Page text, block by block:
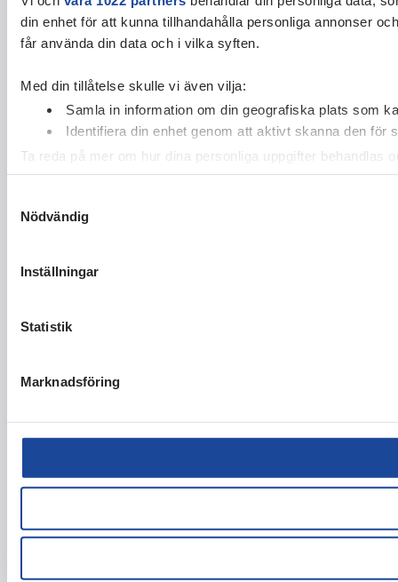
din enhet för att kunna tillhandahålla personliga annonser
får använda din data och i vilka syften.
Med din tillåtelse skulle vi även vilja:
Samla in information om din geografiska plats som
Identifiera din enhet genom att aktivt skanna den för
Ta reda på mer om hur dina personliga uppgifter behandlas
cookie-förklaringen.
Vi använder enhetsidentifierare för att anpassa innehållet
Nödvändig
Inställningar
Statistik
Marknadsföring